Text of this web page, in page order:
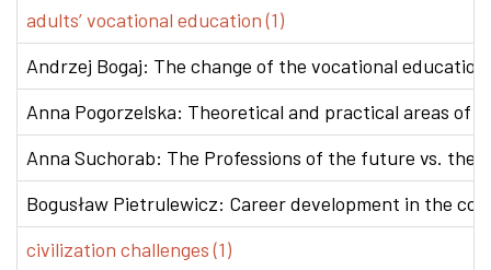
adults’ vocational education (1)
Andrzej Bogaj: The change of the vocational
Anna Pogorzelska: Theoretical and practical areas of
Anna Suchorab: The Professions of the future vs. the
Bogusław Pietrulewicz: Career development in the
civilization challenges (1)